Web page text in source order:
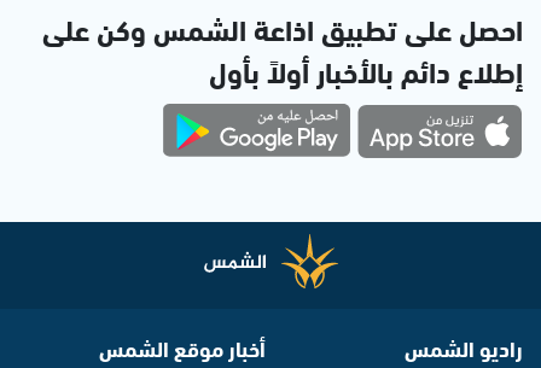
احصل على تطبيق اذاعة الشمس وكن على
إطلاع دائم بالأخبار أولاً بأول
راديو الشمس أخبار موقع الشمس